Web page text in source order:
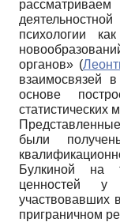
психологии
органов» (
взаимосвязей
основе
статистических
были
Булкиной на
ценностей у
участвовавших
приграничном